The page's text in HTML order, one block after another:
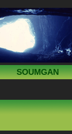
SOUMGAN